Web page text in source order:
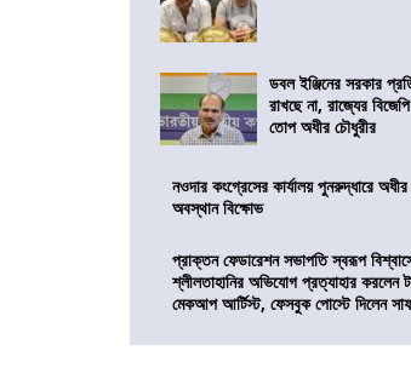
ডবল ইঞ্জিনের সরকার
রাখছে না, রাজ্যের
তোপ অধীর চৌধুরীর
নওদার কংগ্রেসের কার্যালয় পুনরুদ্ধারে
অবস্থান বিক্ষোভ
প্রাক্তন ফেডারেশন সভাপতি স্বরূপ
শ্লীলতাহানির অভিযোগ প্রত্যাহার করলেন
মেকআপ আর্টিস্ট, ফেসবুক পোস্টে দিলেন